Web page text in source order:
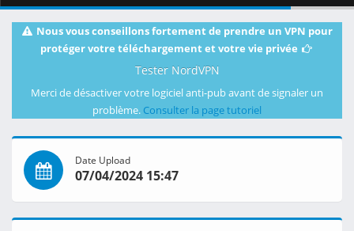
Nous vous conseillons fortement de prendre un VPN pour
protéger votre téléchargement et votre vie privée
Tester NordVPN
Merci de désactiver votre logiciel anti-pub avant de signaler un
problème. Consulter la page tutoriel
Date Upload
07/04/2024 15:47